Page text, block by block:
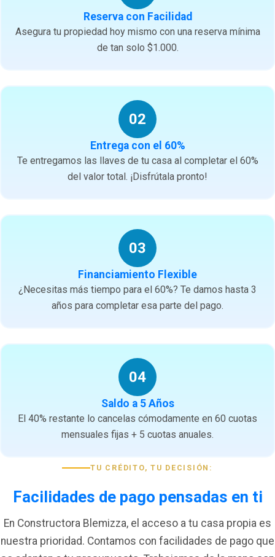
Reserva con Facilidad
Asegura tu propiedad hoy mismo con una reserva mínima
de tan solo $1.000.
02
Entrega con el 60%
Te entregamos las llaves de tu casa al completar el 60%
del valor total. ¡Disfrútala pronto!
03
Financiamiento Flexible
¿Necesitas más tiempo para el 60%? Te damos hasta 3
años para completar esa parte del pago.
04
Saldo a 5 Años
El 40% restante lo cancelas cómodamente en 60 cuotas
mensuales fijas + 5 cuotas anuales.
TU CRÉDITO, TU DECISIÓN:
Facilidades de pago pensadas en ti
En Constructora Blemizza, el acceso a tu casa propia es
nuestra prioridad. Contamos con facilidades de pago que